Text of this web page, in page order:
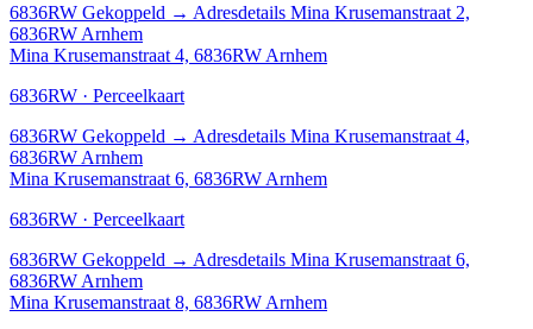
6836RW Gekoppeld → Adresdetails Mina Krusemanstraat 2,
6836RW Arnhem
Mina Krusemanstraat 4, 6836RW Arnhem
6836RW · Perceelkaart
6836RW Gekoppeld → Adresdetails Mina Krusemanstraat 4,
6836RW Arnhem
Mina Krusemanstraat 6, 6836RW Arnhem
6836RW · Perceelkaart
6836RW Gekoppeld → Adresdetails Mina Krusemanstraat 6,
6836RW Arnhem
Mina Krusemanstraat 8, 6836RW Arnhem